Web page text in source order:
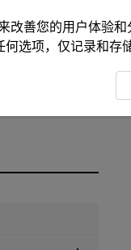
改善您的用户体验
何选项，仅记录和